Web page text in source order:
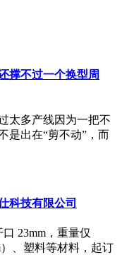
撑不过一个换型周
太多产线因为一把不
是出在“剪不动”，而
科技有限公司
23mm，重量仅
、塑料等材料，起订